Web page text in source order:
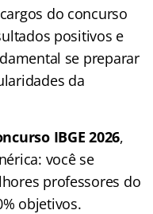
do concurso
positivos e
se preparar
da
IBGE 2026,
você se
professores do
objetivos.